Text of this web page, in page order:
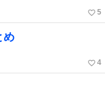
favorite_border 5
め
favorite_border 4